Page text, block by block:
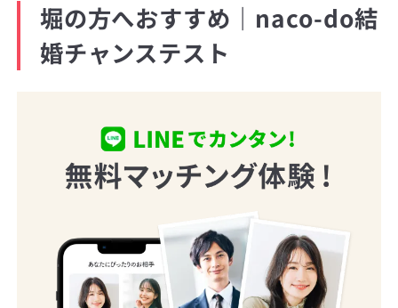
堀の方へおすすめ｜naco-do結
婚チャンステスト